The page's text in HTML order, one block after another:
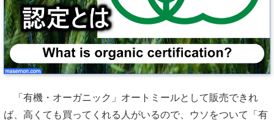
「有機・オーガニック」オートミールとして販売できれ
ば、高くても買ってくれる人がいるので、ウソをついて「有